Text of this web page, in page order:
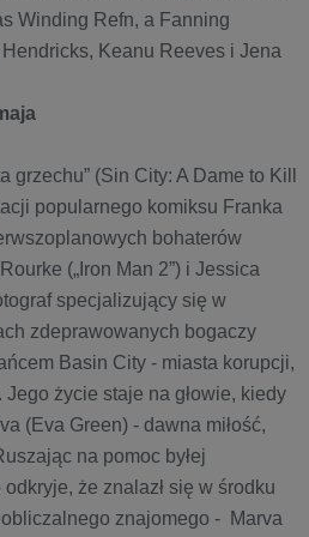
Winding Refn, a Fanning
Keanu Reeves i Jena
grzechu” (Sin City: A Dame to Kill
popularnego komiksu Franka
bohaterów
(„Iron Man 2”) i Jessica
specjalizujący się w
zdeprawowanych bogaczy
Basin City - miasta korupcji,
życie staje na głowie, kiedy
(Eva Green) - dawna miłość,
na pomoc byłej
że znalazł się w środku
znajomego - Marva